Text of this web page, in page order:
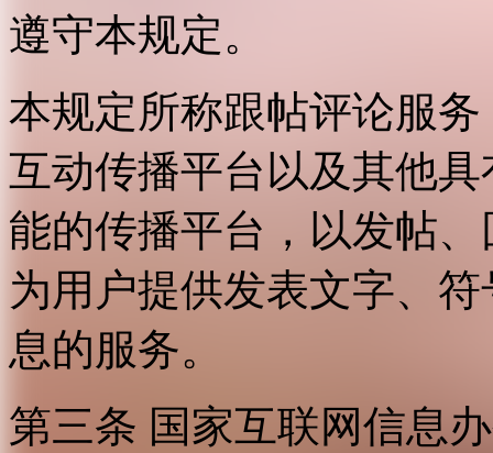
遵守本规定。
本规定所称跟帖评论服
互动传播平台以及其他
能的传播平台，以发帖
为用户提供发表文字、
息的服务。
第三条 国家互联网信息